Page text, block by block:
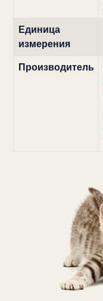
Единица
измерения
Производитель